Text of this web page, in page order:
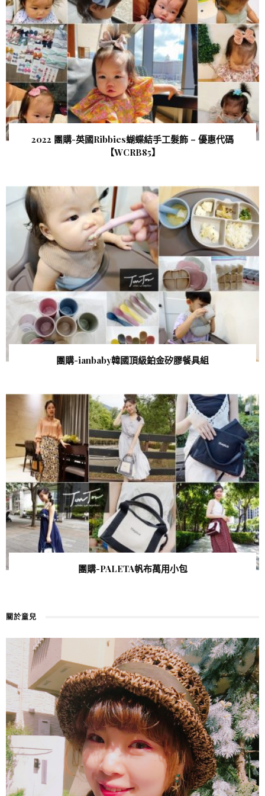
2022 團購-英國Ribbies蝴蝶結手工髮飾 – 優惠代碼
【WCRB85 】
團購-ianbaby韓國頂級鉑金矽膠餐具組
團購-PALETA帆布萬用小包
關於童兒